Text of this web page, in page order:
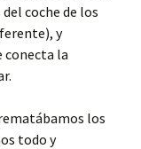
coche de los
y
conecta la
los
todo y